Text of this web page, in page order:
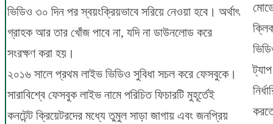
ভিডিও ৩০ দিন পর স্বয়ংক্রিয়ভাবে সরিয়ে নেওয়া হবে। অর্থাৎ
গ্রাহক আর তার খোঁজ পাবে না, যদি না ডাউনলোড করে
সংরক্ষণ করা হয়।
২০১৬ সালে প্রথম লাইভ ভিডিও সুবিধা সচল করে ফেসবুকে।
সারাবিশ্বে ফেসবুক লাইভ নামে পরিচিত ফিচারটি মুহূর্তেই
কনটেন্ট ক্রিয়েটরদের মধ্যে তুমুল সাড়া জাগায় এবং জনপ্রিয়